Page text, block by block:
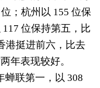
；杭州以 155 位保
位保持第五，比
港挺进前六，比去
年表现较好。
蝉联第一，以 308